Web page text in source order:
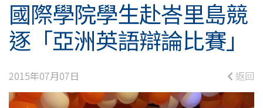
學
生
赴
峇
國際學院學生赴峇里島競
逐「亞洲英語辯論比賽」
2015年07月07日 返回